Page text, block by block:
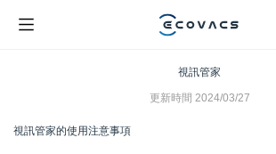
視訊管家
更新時間 2024/03/27
視訊管家的使用注意事項